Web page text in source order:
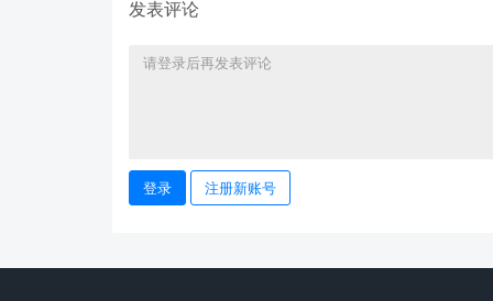
发表评论
登录 注册新账号